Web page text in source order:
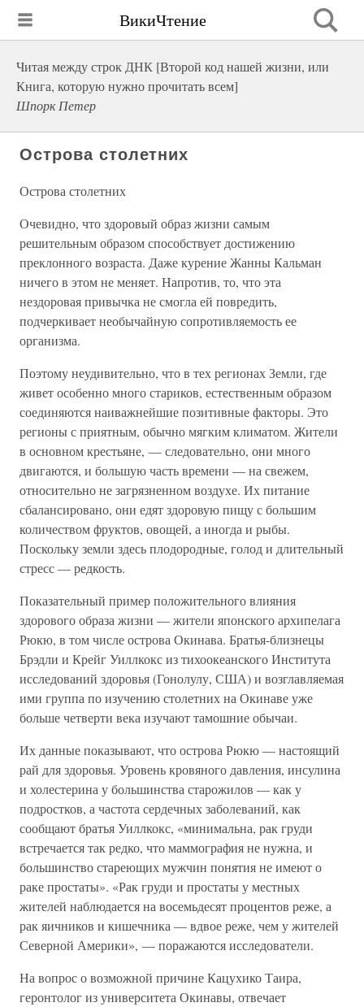
ВикиЧтение
Читая между строк ДНК [Второй код нашей жизни, или
Книга, которую нужно прочитать всем]
Шпорк Петер
Острова столетних
Острова столетних
Очевидно, что здоровый образ жизни самым
решительным образом способствует достижению
преклонного возраста. Даже курение Жанны Кальман
ничего в этом не меняет. Напротив, то, что эта
нездоровая привычка не смогла ей повредить,
подчеркивает необычайную сопротивляемость ее
организма.
Поэтому неудивительно, что в тех регионах Земли, где
живет особенно много стариков, естественным образом
соединяются наиважнейшие позитивные факторы. Это
регионы с приятным, обычно мягким климатом. Жители
в основном крестьяне, — следовательно, они много
двигаются, и большую часть времени — на свежем,
относительно не загрязненном воздухе. Их питание
сбалансировано, они едят здоровую пищу с большим
количеством фруктов, овощей, а иногда и рыбы.
Поскольку земли здесь плодородные, голод и длительный
стресс — редкость.
Показательный пример положительного влияния
здорового образа жизни — жители японского архипелага
Рюкю, в том числе острова Окинава. Братья-близнецы
Брэдли и Крейг Уиллкокс из тихоокеанского Института
исследований здоровья (Гонолулу, США) и возглавляемая
ими группа по изучению столетних на Окинаве уже
больше четверти века изучают тамошние обычаи.
Их данные показывают, что острова Рюкю — настоящий
рай для здоровья. Уровень кровяного давления, инсулина
и холестерина у большинства старожилов — как у
подростков, а частота сердечных заболеваний, как
сообщают братья Уиллкокс, «минимальна, рак груди
встречается так редко, что маммография не нужна, и
большинство стареющих мужчин понятия не имеют о
раке простаты». «Рак груди и простаты у местных
жителей наблюдается на восемьдесят процентов реже, а
рак яичников и кишечника — вдвое реже, чем у жителей
Северной Америки», — поражаются исследователи.
На вопрос о возможной причине Кацухико Таира,
геронтолог из университета Окинавы, отвечает